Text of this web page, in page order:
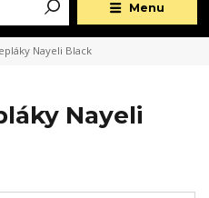
Menu
Nayeli Black
Nayeli